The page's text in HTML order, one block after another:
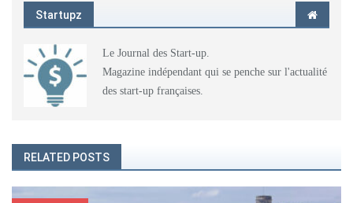
Startupz
Le Journal des Start-up.
Magazine indépendant qui se penche sur l'actualité
des start-up françaises.
RELATED POSTS